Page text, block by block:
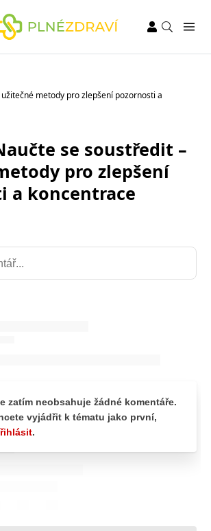
metody pro zlepšení pozornosti a
se soustředit –
pro zlepšení
a koncentrace